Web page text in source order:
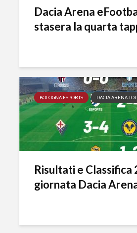
Dacia Arena
stasera la quarta
BOLOGNA ESPORTS DACIA ARENA
Risultati e Classifica
giornata Dacia